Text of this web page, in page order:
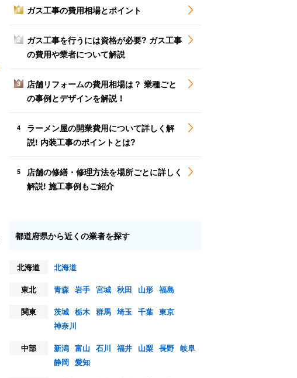
1 ガス工事の費用相場とポイント
2
ガス工事を行うには資格が必要? ガス工事
の費用や業者について解説
3
店舗リフォームの費用相場は？ 業種ごと
の事例とデザインを解説！
4
ラーメン屋の開業費用について詳しく解
説! 内装工事のポイントとは?
5
店舗の修繕・修理方法を場所ごとに詳しく
解説! 施工事例もご紹介
都道府県から近くの業者を探す
北海道
北海道
東北
青森 岩手 宮城 秋田 山形 福島
関東
茨城 栃木 群馬 埼玉 千葉 東京
神奈川
中部
新潟 富山 石川 福井 山梨 長野 岐阜
静岡 愛知